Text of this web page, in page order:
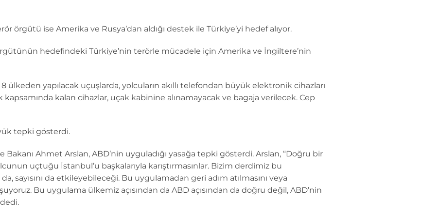
örgütü ise Amerika ve Rusya’dan aldığı destek ile Türkiye’yi hedef alıyor.
hedefindeki Türkiye’nin terörle mücadele için Amerika ve İngiltere’nin
yapılacak uçuşlarda, yolcuların akıllı telefondan büyük elektronik cihazları
kapsamında kalan cihazlar, uçak kabinine alınamayacak ve bagaja verilecek. Cep
tepki gösterdi.
Bakanı Ahmet Arslan, ABD’nin uyguladığı yasağa tepki gösterdi. Arslan, “Doğru bir
uçtuğu İstanbul’u başkalarıyla karıştırmasınlar. Bizim derdimiz bu
sayısını da etkileyebileceği. Bu uygulamadan geri adım atılmasını veya
Bu uygulama ülkemiz açısından da ABD açısından da doğru değil, ABD’nin